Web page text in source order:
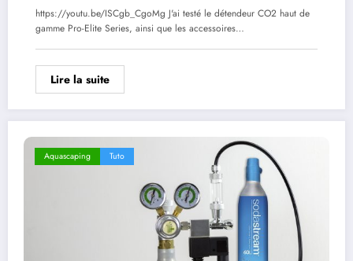
https://youtu.be/ISCgb_CgoMg J'ai testé le détendeur CO2 haut de
gamme Pro-Elite Series, ainsi que les accessoires…
Lire la suite
Aquascaping Tuto